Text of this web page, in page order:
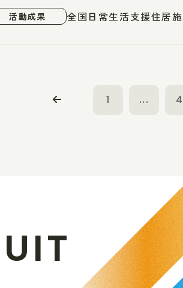
活動成果 全国日常生活支援住居
1 ... 4
UIT